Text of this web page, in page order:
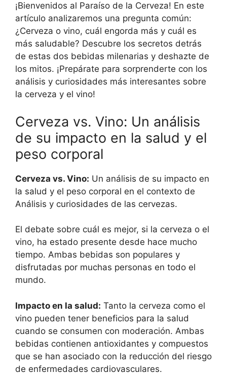
¡Bienvenidos al Paraíso de la Cerveza! En este
artículo analizaremos una pregunta común:
¿Cerveza o vino, cuál engorda más y cuál es
más saludable? Descubre los secretos detrás
de estas dos bebidas milenarias y deshazte de
los mitos. ¡Prepárate para sorprenderte con los
análisis y curiosidades más interesantes sobre
la cerveza y el vino!
Cerveza vs. Vino: Un análisis
de su impacto en la salud y el
peso corporal
Cerveza vs. Vino: Un análisis de su impacto en
la salud y el peso corporal en el contexto de
Análisis y curiosidades de las cervezas.
El debate sobre cuál es mejor, si la cerveza o el
vino, ha estado presente desde hace mucho
tiempo. Ambas bebidas son populares y
disfrutadas por muchas personas en todo el
mundo.
Impacto en la salud: Tanto la cerveza como el
vino pueden tener beneficios para la salud
cuando se consumen con moderación. Ambas
bebidas contienen antioxidantes y compuestos
que se han asociado con la reducción del riesgo
de enfermedades cardiovasculares.